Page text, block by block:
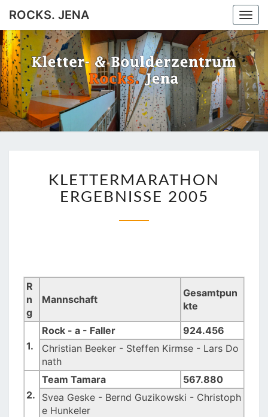
ROCKS. JENA
ROCKS.
JENA
Jena
ERGEBNISSE
2005
KLETTERMARATHON
ERGEBNISSE 2005
R
n
g
Mannschaft
Gesamtpun
kte
1.
Rock - a - Faller
924.456
Christian Beeker - Steffen Kirmse - Lars Do
nath
2.
Team Tamara
567.880
Svea Geske - Bernd Guzikowski - Christoph
e Hunkeler